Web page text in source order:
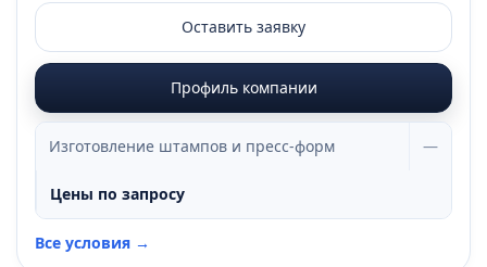
Оставить заявку
Профиль компании
Изготовление штампов и пресс-форм —
Цены по запросу
Все условия →